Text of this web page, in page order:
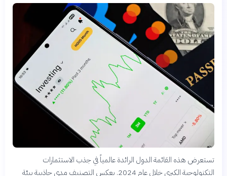
تستعرض هذه القائمة الدول الرائدة عالمياً في جذب الاستثمارات
التكنولوجية الكبرى خلال عام 2024. يعكس التصنيف مدى جاذبية بيئة